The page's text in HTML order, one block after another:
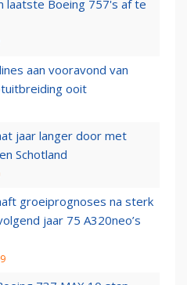
laatste Boeing 757's af te
aan vooravond van
ooit
jaar langer door met
Schotland
groeiprognoses na sterk
jaar 75 A320neo’s